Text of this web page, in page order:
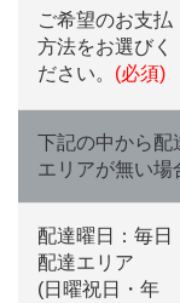
ご希望のお支払
方法をお選びく
ださい。 (必須)
下記の中から配
エリアが無い場
配達曜日：毎日
配達エリア
(日曜祝日・年